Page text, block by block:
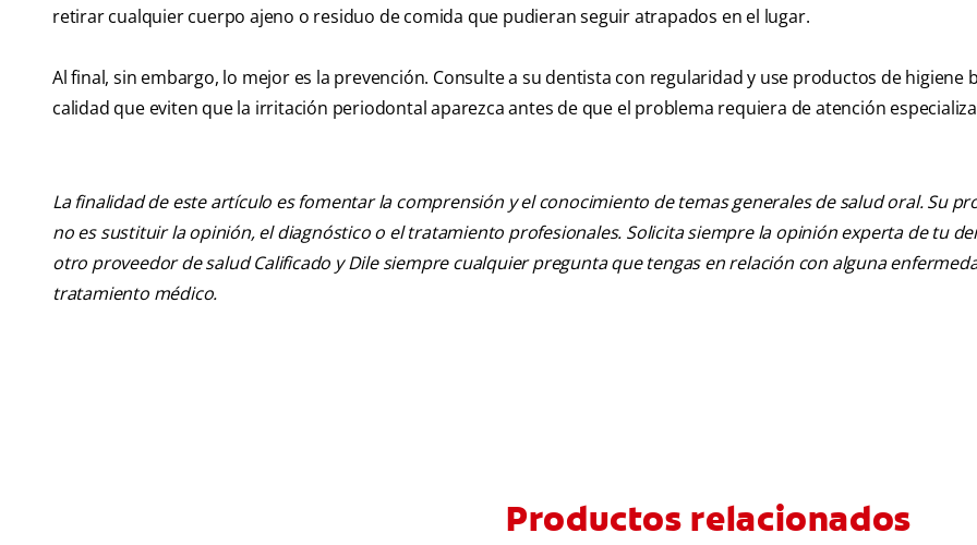
retirar cualquier cuerpo ajeno o residuo de comida que pudieran seguir atrapados en el lugar.
Al final, sin embargo, lo mejor es la prevención. Consulte a su dentista con regularidad y use productos de higiene
calidad que eviten que la irritación periodontal aparezca antes de que el problema requiera de atención
La finalidad de este artículo es fomentar la comprensión y el conocimiento de temas generales de salud oral. Su
no es sustituir la opinión, el diagnóstico o el tratamiento profesionales. Solicita siempre la opinión experta de tu
otro proveedor de salud Calificado y Dile siempre cualquier pregunta que tengas en relación con alguna
tratamiento médico.
Productos relacionados